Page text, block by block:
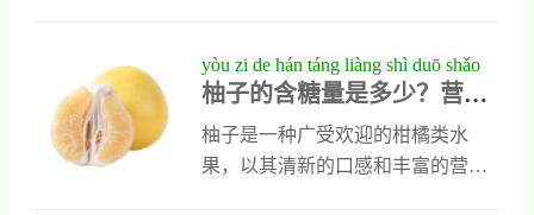
冬天时人们在寒
群、减轻内毒素血症；修复呼吸道
纤毛缓解秋冬干燥；并与钾离子协
同辅助降压5.2 mmHg。建议优选地
理标志红心蜜柚，保留橘络，按精
檬酸、柚皮苷等成分，能通过增加
散热、抗炎降温及高钾钠比调节代
谢。推荐肺胃实热、阴虚火旺者适
量食用（每日150–200克），但脾胃
yòu zi de hán táng liàng shì duō shǎo
yíng yǎng yǔ měi shí de wán měi jié hé
柚子的含糖量是多少？营养
与美食的完美结合
柚子是一种广受欢迎的柑橘类水
果，以其清新的口感和丰富的营养